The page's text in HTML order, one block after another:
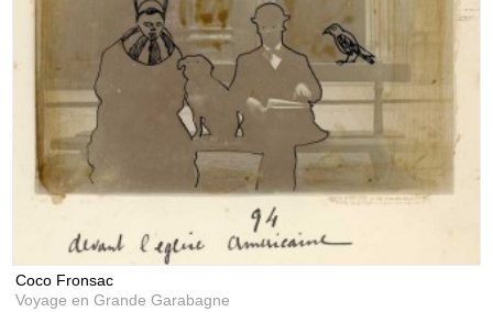
Coco Fronsac
Voyage en Grande Garabagne